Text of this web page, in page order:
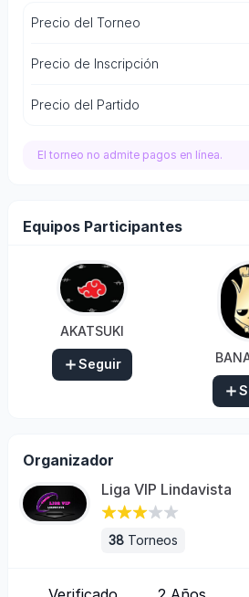
Precio del Torneo
Precio de Inscripción
Precio del Partido
El torneo no admite pagos en línea.
Equipos Participantes
AKATSUKI
Seguir
Organizador
Liga VIP Lindavista
38 Torneos